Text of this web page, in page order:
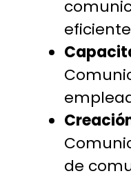
de